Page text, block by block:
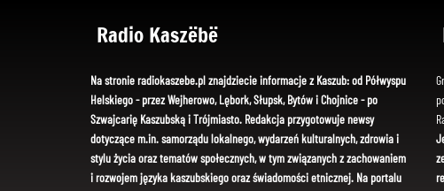
Radio Kaszëbë
Na stronie radiokaszebe.pl znajdziecie informacje z Kaszub: od Półwyspu
Helskiego - przez Wejherowo, Lębork, Słupsk, Bytów i Chojnice - po
Szwajcarię Kaszubską i Trójmiasto. Redakcja przygotowuje newsy
dotyczące m.in. samorządu lokalnego, wydarzeń kulturalnych, zdrowia i
stylu życia oraz tematów społecznych, w tym związanych z zachowaniem
i rozwojem języka kaszubskiego oraz świadomości etnicznej. Na portalu